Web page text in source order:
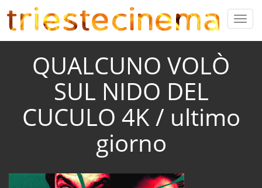
QUALCUNO VOLÒ
SUL NIDO DEL
CUCULO 4K / ultimo
giorno